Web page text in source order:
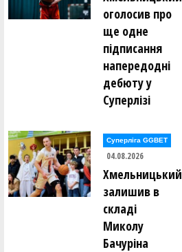
оголосив про
ще одне
підписання
напередодні
дебюту у
Суперлізі
Суперліга GGBET
04.08.2026
Хмельницький
залишив в
складі
Миколу
Бачуріна